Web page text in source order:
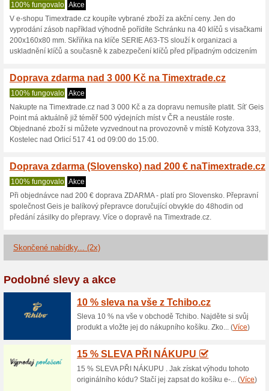
Timextrade.cz
Zobrazení:
Pokračovat na
Získávejte upozornění na
kupóny do tohoto obchodu.
Aktuální slevy a
Akční nabídky na